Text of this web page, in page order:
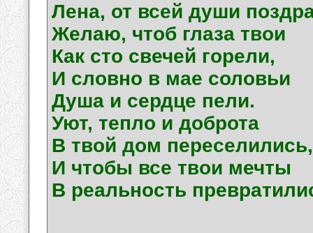
Лена, от всей души
Желаю, чтоб глаза твои
Как сто свечей горели,
И словно в мае соловьи
Душа и сердце пели.
Уют, тепло и доброта
В твой дом переселились,
И чтобы все твои мечты
В реальность